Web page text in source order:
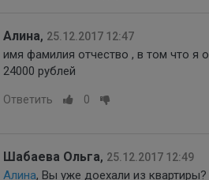
Алина, 25.12.2017 12:47
имя фамилия отчество , в том что я
24000 рублей
Ответить 0
Шабаева Ольга, 25.12.2017 12:49
Алина, Вы уже доехали из